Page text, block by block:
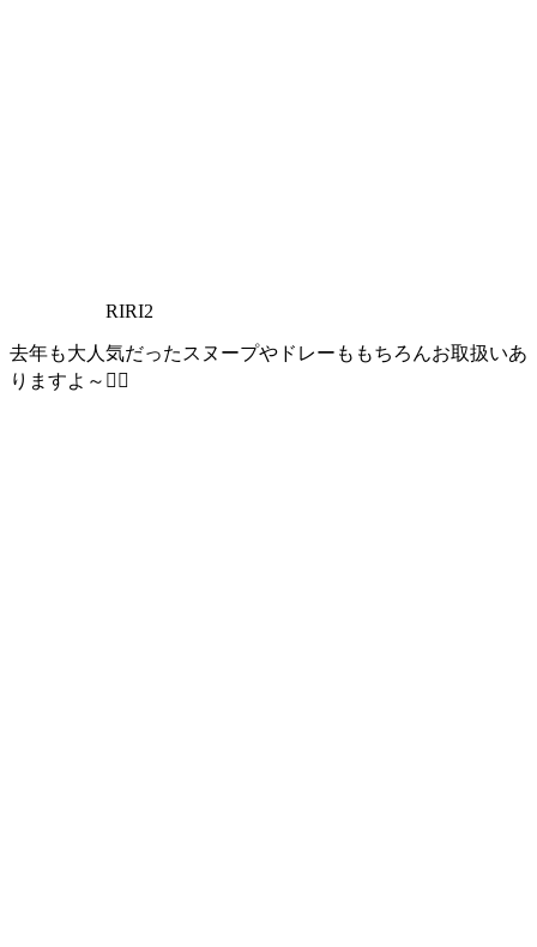
RIRI2
去年も大人気だったスヌープやドレーももちろんお取扱いあ
りますよ～🧏‍♀️